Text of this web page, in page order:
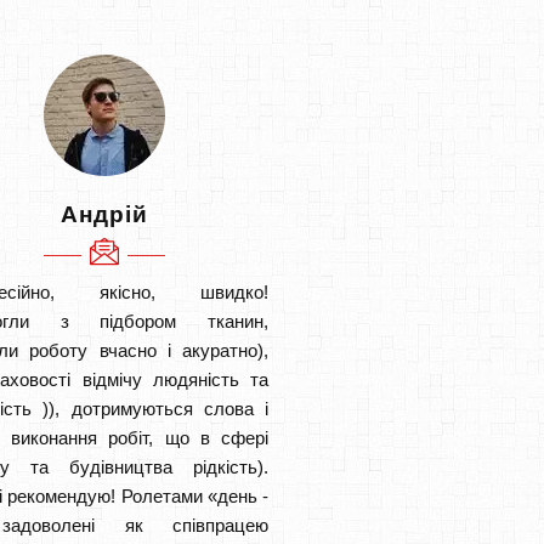
Андрій
якісно, швидко!
з підбором тканин,
роботу вчасно і акуратно),
відмічу людяність та
)), дотримуються слова і
виконання робіт, що в сфері
та будівництва рідкість).
рекомендую! Ролетами «день -
як співпрацею